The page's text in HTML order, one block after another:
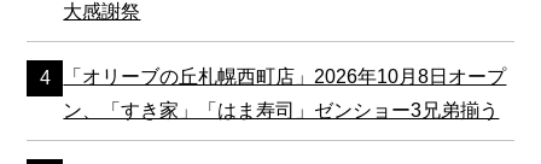
大感謝祭
「オリーブの丘札幌西町店」2026年10月8日オープ
ン、「すき家」「はま寿司」ゼンショー3兄弟揃う